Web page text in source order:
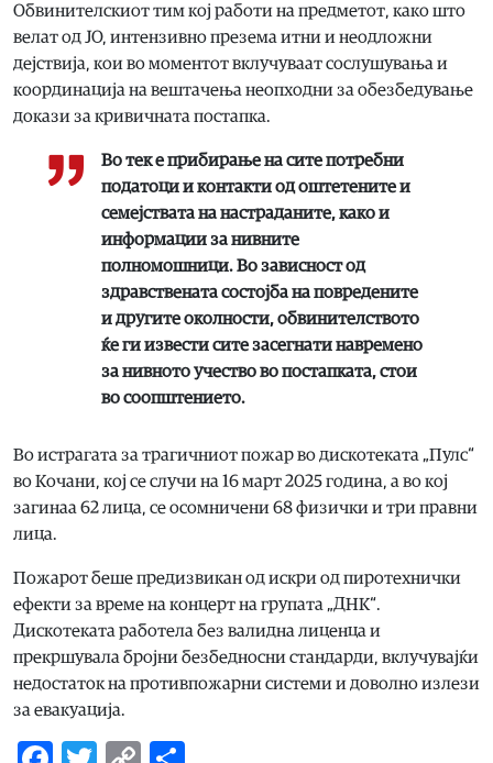
Обвинителскиот тим кој работи на предметот, како што
велат од ЈО, интензивно презема итни и неодложни
дејствија, кои во моментот вклучуваат сослушувања и
координација на вештачења неопходни за обезбедување
докази за кривичната постапка.
Во тек е прибирање на сите потребни
податоци и контакти од оштетените и
семејствата на настраданите, како и
информации за нивните
полномошници. Во зависност од
здравствената состојба на повредените
и другите околности, обвинителството
ќе ги извести сите засегнати навремено
за нивното учество во постапката, стои
во соопштението.
Во истрагата за трагичниот пожар во дискотеката „Пулс“
во Кочани, кој се случи на 16 март 2025 година, а во кој
загинаа 62 лица, се осомничени 68 физички и три правни
лица.
Пожарот беше предизвикан од искри од пиротехнички
ефекти за време на концерт на групата „ДНК“.
Дискотеката работела без валидна лиценца и
прекршувала бројни безбедносни стандарди, вклучувајќи
недостаток на противпожарни системи и доволно излези
за евакуација.